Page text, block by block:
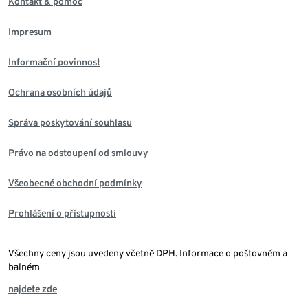
Impresum
Informační povinnost
Ochrana osobních údajů
Správa poskytování souhlasu
Právo na odstoupení od smlouvy
Všeobecné obchodní podmínky
Prohlášení o přístupnosti
Všechny ceny jsou uvedeny včetně DPH. Informace o poštovném a
balném
najdete zde